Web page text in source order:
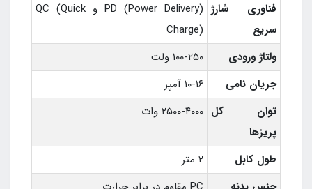
فناوری شارژ
سریع
PD (Power Delivery) و QC (Quick
Charge)
ولتاژ ورودی
۱۰۰-۲۵۰ ولت
جریان نامی
۱۰-۱۶ آمپر
توان کل
پریزها
۲۵۰۰-۴۰۰۰ وات
طول کابل
۲ متر